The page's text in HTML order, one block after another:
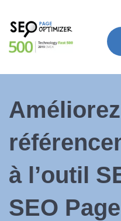
à l’outil
SEO